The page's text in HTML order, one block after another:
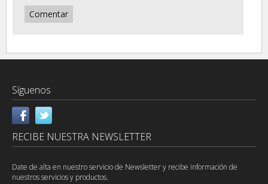
Síguenos
RECIBE NUESTRA NEWSLETTER
Date de alta en nuestro servicio de Newsletter y recibe información de
nuestros servicios y productos.